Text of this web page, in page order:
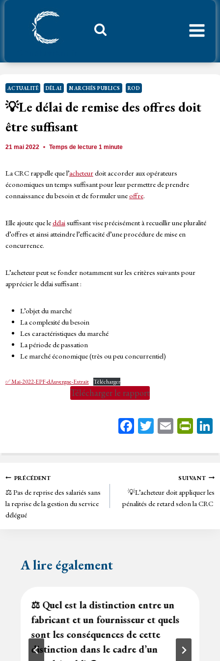
Aller
ACTUALITÉ DÉLAI MARCHÉS PUBLICS ROD
💡Le délai de remise des offres doit
être suffisant
21 mai 2022 Temps de lecture1 minute
La CRC rappelle que l’acheteurdoit accorder aux opérateurs
économiques un temps suffisant pour leur permettre de prendre
connaissance du besoin et de formuler uneoffre.
Elle ajoute que ledélaisuffisant vise précisément à recueillir une pluralité
d’offres et ainsi atteindre l’efficacité d’une procédure de mise en
concurrence.
L’acheteur peut se fonder notamment sur les critères suivants pour
apprécier le délai suffisant :
L’objet du marché
La complexité du besoin
Les caractéristiques du marché
La période de passation
Le marché économique (très ou peu concurrentiel)
✅ Mai-2022-EPF-dAuvergne-Extrait Télécharger
Télécharger le rapport
Fa
bo
T
tt
E
ail
Pr
tF
rie
n
dl
Navigation
de
l’article
PRÉCÉDENT
⚖️ Pas de reprise des salariés sans
la reprise de la gestion du service
délégué
SUIVANT
💡L’acheteur doit appliquer les
pénalités de retard selon la CRC
A lire également
⚖️ Quel est la distinction entre un
fabricant et un fournisseur et quels
sont les conséquences de cette
distinction dans le cadre d’un